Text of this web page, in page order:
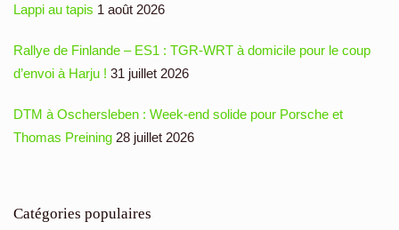
Lappi au tapis 1 août 2026
Rallye de Finlande – ES1 : TGR-WRT à domicile pour le coup
d’envoi à Harju ! 31 juillet 2026
DTM à Oschersleben : Week-end solide pour Porsche et
Thomas Preining 28 juillet 2026
Catégories populaires